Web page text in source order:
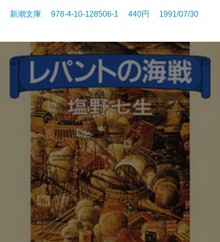
新潮文庫 978-4-10-128506-1 440円 1991/07/30